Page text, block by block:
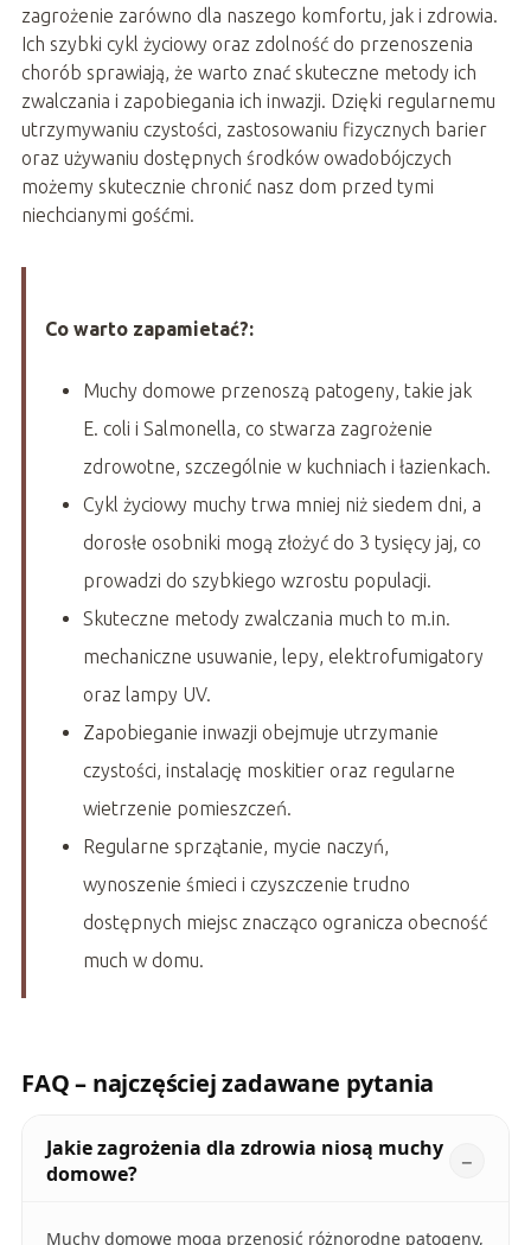
zagrożenie zarówno dla naszego komfortu, jak i zdrowia.
Ich szybki cykl życiowy oraz zdolność do przenoszenia
chorób sprawiają, że warto znać skuteczne metody ich
zwalczania i zapobiegania ich inwazji. Dzięki regularnemu
utrzymywaniu czystości, zastosowaniu fizycznych barier
oraz używaniu dostępnych środków owadobójczych
możemy skutecznie chronić nasz dom przed tymi
niechcianymi gośćmi.
Co warto zapamietać?:
Muchy domowe przenoszą patogeny, takie jak
E. coli i Salmonella, co stwarza zagrożenie
zdrowotne, szczególnie w kuchniach i łazienkach.
Cykl życiowy muchy trwa mniej niż siedem dni, a
dorosłe osobniki mogą złożyć do 3 tysięcy jaj, co
prowadzi do szybkiego wzrostu populacji.
Skuteczne metody zwalczania much to m.in.
mechaniczne usuwanie, lepy, elektrofumigatory
oraz lampy UV.
Zapobieganie inwazji obejmuje utrzymanie
czystości, instalację moskitier oraz regularne
wietrzenie pomieszczeń.
Regularne sprzątanie, mycie naczyń,
wynoszenie śmieci i czyszczenie trudno
dostępnych miejsc znacząco ogranicza obecność
much w domu.
FAQ – najczęściej zadawane pytania
Jakie zagrożenia dla zdrowia niosą muchy
domowe?
Muchy domowe mogą przenosić różnorodne patogeny,